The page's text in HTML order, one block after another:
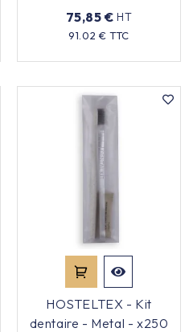
- x250
75,85 € HT
91.02 € TTC
Prix
HOSTELTEX - Kit
dentaire - Metal - x250